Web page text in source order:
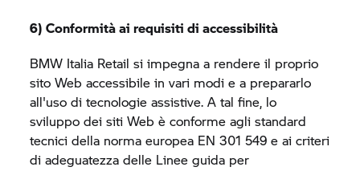
6) Conformità ai requisiti di accessibilità
BMW Italia Retail si impegna a rendere il proprio
sito Web accessibile in vari modi e a prepararlo
all'uso di tecnologie assistive. A tal fine, lo
sviluppo dei siti Web è conforme agli standard
tecnici della norma europea EN 301 549 e ai criteri
di adeguatezza delle Linee guida per